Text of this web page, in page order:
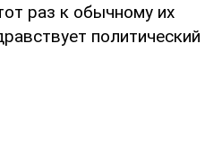
раз к обычному их
политический